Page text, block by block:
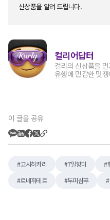
신상품을 알려 드립니다.
컬리어답터
컬리의 신상품을
유행에 민감한 멋
이 글을 공유
고시히카리 7일향미
르네휘테르
두피샴푸